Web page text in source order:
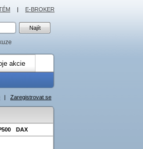
akcie
| Zaregistrovat se
DAX
| E-BROKER